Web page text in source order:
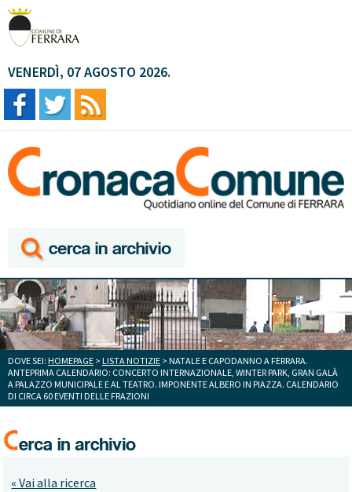
VENERDÌ, 07 AGOSTO 2026.
DOVE SEI: HOMEPAGE > LISTA NOTIZIE > NATALE E CAPODANNO A FERRARA.
ANTEPRIMA CALENDARIO: CONCERTO INTERNAZIONALE, WINTER PARK, GRAN GALÀ
A PALAZZO MUNICIPALE E AL TEATRO. IMPONENTE ALBERO IN PIAZZA. CALENDARIO
DI CIRCA 60 EVENTI DELLE FRAZIONI
« Vai alla ricerca